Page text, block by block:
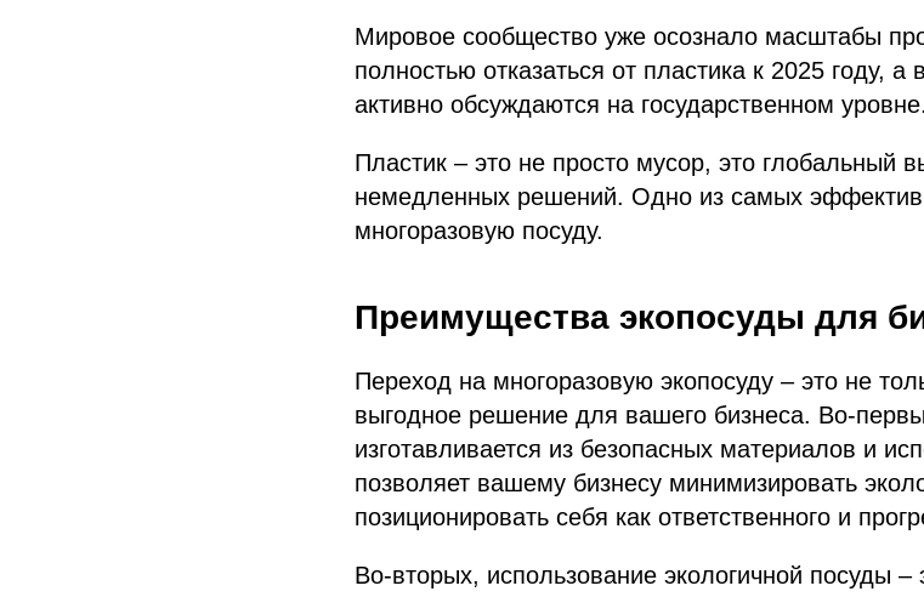
Мировое сообщество уже осознало масштабы
полностью отказаться от пластика к 2025 году,
активно обсуждаются на государственном уровне.
Пластик – это не просто мусор, это глобальный
немедленных решений. Одно из самых
многоразовую посуду.
Преимущества экопосуды для
Переход на многоразовую экопосуду – это не
выгодное решение для вашего бизнеса. Во-
изготавливается из безопасных материалов и
позволяет вашему бизнесу минимизировать
позиционировать себя как ответственного и
Во-вторых, использование экологичной посуды